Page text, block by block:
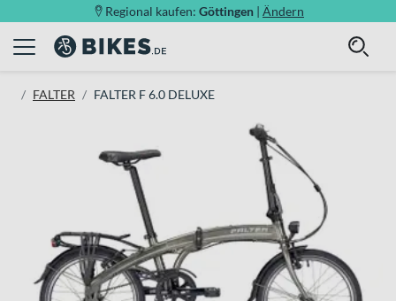
Regional kaufen: Göttingen | Ändern
FALTER FALTER F 6.0 DELUXE